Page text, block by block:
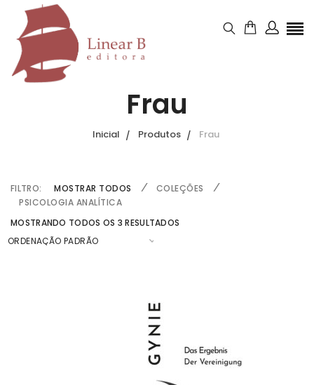
Frau
Inicial Produtos Frau
FILTRO: MOSTRAR TODOS
COLEÇÕES
PSICOLOGIA ANALÍTICA
MOSTRANDO TODOS OS 3 RESULTADOS